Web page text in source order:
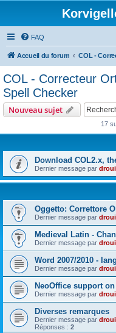
FAQ
Accueil du forum
COL - Correcteur
Spell Checker
Nouveau sujet
17
Download COL2.x,
Dernier message par
Oggetto: Correttore
Dernier message par
Medieval Latin -
Dernier message par
Word 2007/2010 -
Dernier message par
NeoOffice support
Dernier message par
Diverses remarques
Dernier message par
Réponses : 2